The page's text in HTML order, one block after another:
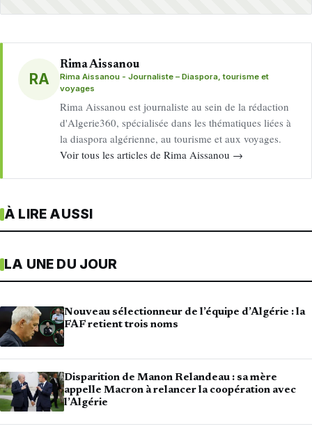
RA
Rima Aissanou
Rima Aissanou - Journaliste – Diaspora, tourisme et
voyages
Rima Aissanou est journaliste au sein de la rédaction
d'Algerie360, spécialisée dans les thématiques liées à
la diaspora algérienne, au tourisme et aux voyages.
Voir tous les articles de Rima Aissanou →
À LIRE AUSSI
LA UNE DU JOUR
Nouveau sélectionneur de l’équipe d’Algérie : la
FAF retient trois noms
Disparition de Manon Relandeau : sa mère
appelle Macron à relancer la coopération avec
l’Algérie